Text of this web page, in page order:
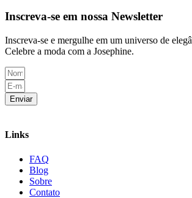
Inscreva-se em nossa Newsletter
Inscreva-se e mergulhe em um universo de
Celebre a moda com a Josephine.
Enviar
Links
FAQ
Blog
Sobre
Contato